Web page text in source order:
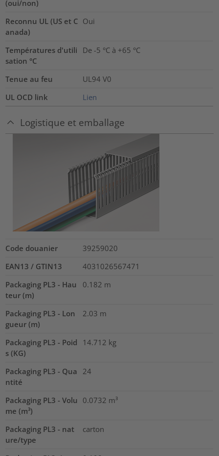
(oui/non)
Reconnu UL (US et C
anada)
Oui
Températures d'utili
sation °C
De -5 °C à +65 °C
Tenue au feu
UL94 V0
UL OCD link
Lien
Logistique et emballage
Code douanier
39259020
EAN13 / GTIN13
4031026567471
Packaging PL3 - Hau
teur (m)
0.182 m
Packaging PL3 - Lon
gueur (m)
2.03 m
Packaging PL3 - Poid
s (KG)
14.712 kg
Packaging PL3 - Qua
ntité
24
Packaging PL3 - Volu
me (m³)
0.0732 m³
Packaging PL3 - nat
ure/type
carton